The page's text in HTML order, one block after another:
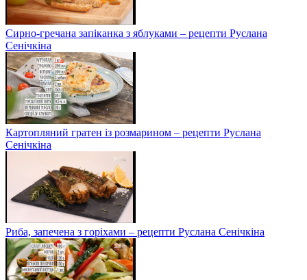
Сирно-гречана запіканка з яблуками – рецепти Руслана
Сенічкіна
Картопляний гратен із розмарином – рецепти Руслана
Сенічкіна
Риба, запечена з горіхами – рецепти Руслана Сенічкіна